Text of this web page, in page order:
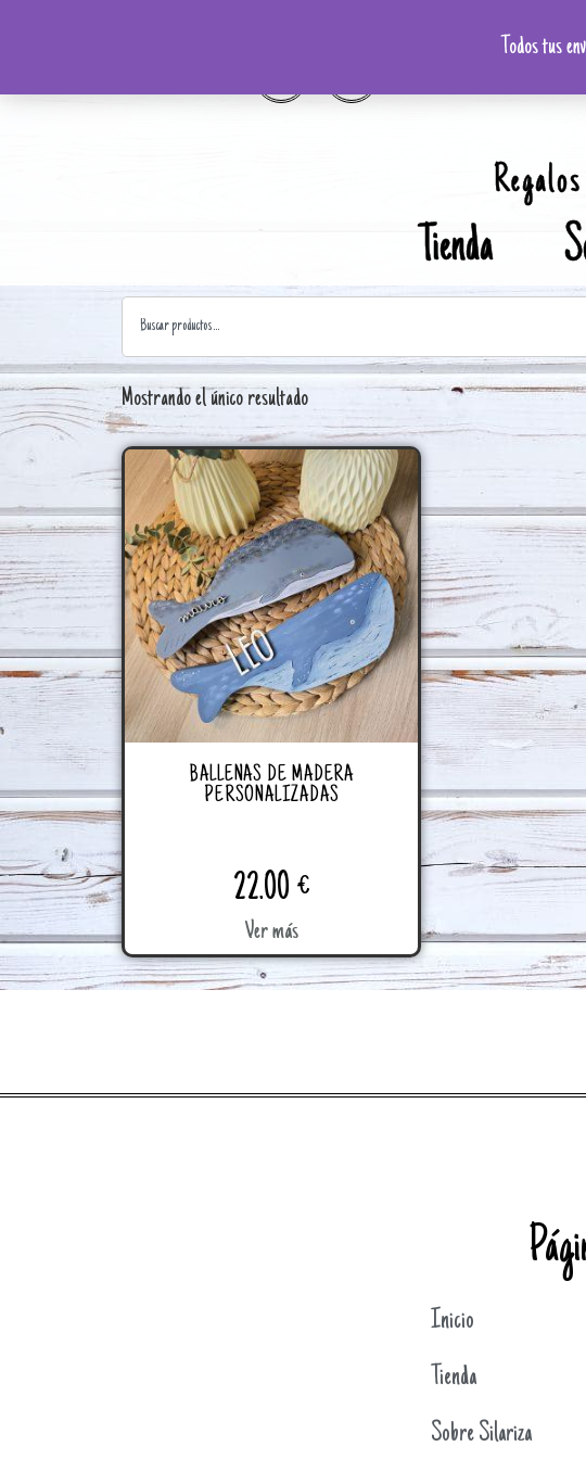
Tienda
Mostrando el único resultado
BALLENAS DE MADERA
PERSONALIZADAS
22.00 €
Ver más
Inicio
Tienda
Sobre Silariza
Todos tus